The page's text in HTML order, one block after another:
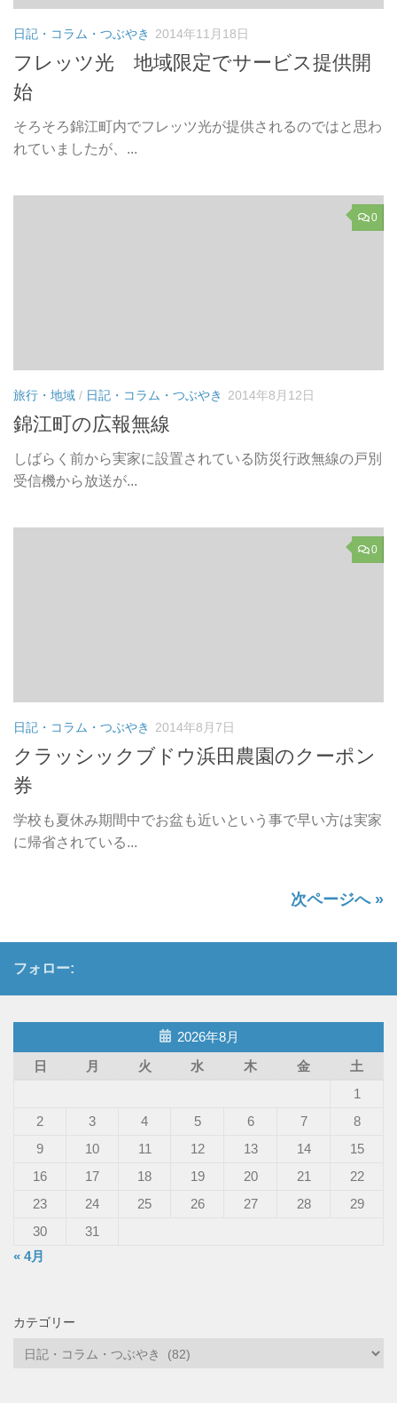
日記・コラム・つぶやき 2014年11月18日
フレッツ光 地域限定でサービス提供開
始
そろそろ錦江町内でフレッツ光が提供されるのではと思わ
れていましたが、...
0
旅行・地域 / 日記・コラム・つぶやき 2014年8月12日
錦江町の広報無線
しばらく前から実家に設置されている防災行政無線の戸別
受信機から放送が...
0
日記・コラム・つぶやき 2014年8月7日
クラッシックブドウ浜田農園のクーポン
券
学校も夏休み期間中でお盆も近いという事で早い方は実家
に帰省されている...
次ページへ »
フォロー:
2026年8月
日
月 火 水 木 金
土
1
2
3 4 5 6 7
8
9
10 11 12 13 14
15
16
17 18 19 20 21
22
23
24 25 26 27 28
29
30
31
« 4月
カテゴリー